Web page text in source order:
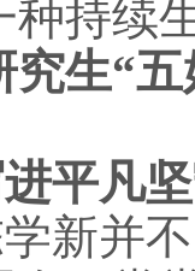
种持续
究生“
平凡
新并